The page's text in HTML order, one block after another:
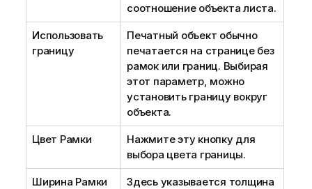
соотношение объекта листа.
Использовать
границу
Печатный объект обычно
печатается на странице без
рамок или границ. Выбирая
этот параметр, можно
установить границу вокруг
объекта.
Цвет Рамки
Нажмите эту кнопку для
выбора цвета границы.
Ширина Рамки
Здесь указывается толщина